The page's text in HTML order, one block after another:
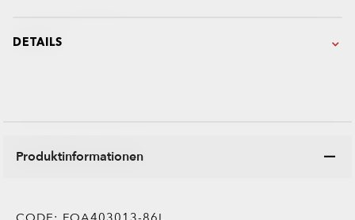
DETAILS
Produktinformationen